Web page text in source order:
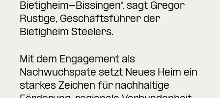
Bietigheim-Bissingen“, sagt Gregor
Rustige, Geschäftsführer der
Bietigheim Steelers.
Mit dem Engagement als
Nachwuchspate setzt Neues Heim ein
starkes Zeichen für nachhaltige